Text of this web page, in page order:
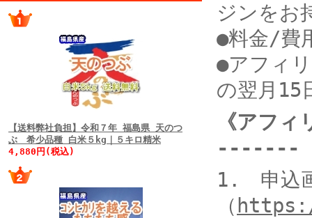
【送料弊社負担】令和７年 福島県 天のつ
ぶ 希少品種 白米５kg｜５キロ精米
4,880円(税込)
ジンをお
●料金/費
●アフィ
の翌月15
《アフ
-------
1. 申込
（